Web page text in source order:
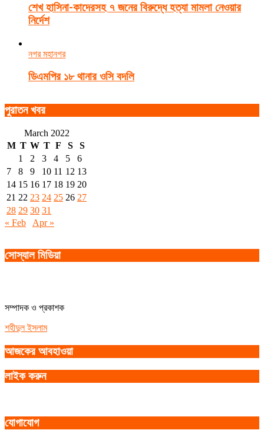
শেখ হাসিনা-কাদেরসহ ৭ জনের বিরুদ্ধে হত্যা মামলা নেওয়ার
নির্দেশ
নগর মহানগর
ডিএমপির ১৮ থানার ওসি বদলি
পুরাতন খবর
March 2022
M T W T F S
S
1
2 3 4 5
6
7
8 9 10 11 12 13
14 15 16 17 18 19 20
21 22 23 24 25 26 27
28 29 30 31
« Feb
Apr »
সোস্যাল মিডিয়া
সম্পাদক ও প্রকাশক
শহীদুল ইসলাম
আজকের আবহাওয়া
লাইক করুন
যোগাযোগ